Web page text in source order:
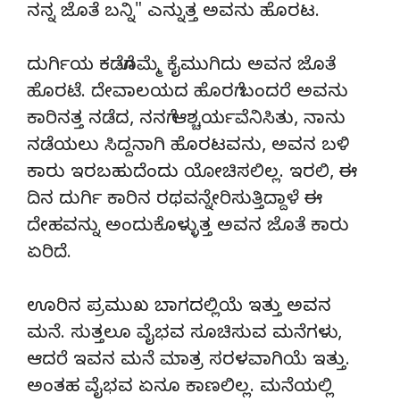
ನನ್ನ ಜೊತೆ ಬನ್ನಿ" ಎನ್ನುತ್ತ ಅವನು ಹೊರಟ.
ದುರ್ಗಿಯ ಕಡೆಗೊಮ್ಮೆ ಕೈಮುಗಿದು ಅವನ ಜೊತೆ
ಹೊರಟೆ. ದೇವಾಲಯದ ಹೊರಗೆ ಬಂದರೆ ಅವನು
ಕಾರಿನತ್ತ ನಡೆದ, ನನಗೆ ಆಶ್ಚರ್ಯವೆನಿಸಿತು, ನಾನು
ನಡೆಯಲು ಸಿದ್ದನಾಗಿ ಹೊರಟವನು, ಅವನ ಬಳಿ
ಕಾರು ಇರಬಹುದೆಂದು ಯೋಚಿಸಲಿಲ್ಲ. ಇರಲಿ, ಈ
ದಿನ ದುರ್ಗಿ ಕಾರಿನ ರಥವನ್ನೇರಿಸುತ್ತಿದ್ದಾಳೆ ಈ
ದೇಹವನ್ನು ಅಂದುಕೊಳ್ಳುತ್ತ ಅವನ ಜೊತೆ ಕಾರು
ಏರಿದೆ.
ಊರಿನ ಪ್ರಮುಖ ಬಾಗದಲ್ಲಿಯೆ ಇತ್ತು ಅವನ
ಮನೆ. ಸುತ್ತಲೂ ವೈಭವ ಸೂಚಿಸುವ ಮನೆಗಳು,
ಆದರೆ ಇವನ ಮನೆ ಮಾತ್ರ ಸರಳವಾಗಿಯೆ ಇತ್ತು.
ಅಂತಹ ವೈಭವ ಏನೂ ಕಾಣಲಿಲ್ಲ. ಮನೆಯಲ್ಲಿ